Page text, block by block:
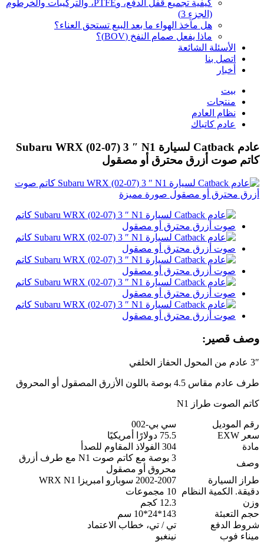
كيفية تجميع قفل الدفع، وPTFE، والتركيبات والخرطوم
(الجزء 3)
هل مآخذ الهواء ما بعد البيع تستحق العناء؟
ماذا يفعل صمام النفخ (BOV)؟
الأسئلة الشائعة
اتصل بنا
أخبار
بيت
منتجات
نظام العادم
عادم كاتباك
عادم Catback لسيارة Subaru WRX (02-07) 3 ″ N1
كاتم صوت أزرق محترق أو مصقول
وصف قصير:
3″ عادم من المحول الحفاز الخلفي
طرف عادم مقاس 4.5 بوصة باللون الأزرق المصقول أو المحروق
كاتم الصوت طراز N1
رقم الموديل
سي بي-002
سعر EXW
75.5 دولارًا أمريكيًا
مادة
304 الفولاذ المقاوم للصدأ
وصف
3 بوصة مع كاتم صوت N1 مع طرف أزرق
محروق أو مصقول
طراز السيارة
2002-2007 سوبارو امبريزا WRX N1
دقيقة. الكمية النظام 10 مجموعات
وزن
12.3 كجم
حجم التعبئة
143*24*10 سم
شروط الدفع
تي / تي، خطاب الاعتماد
ميناء فوب
نينغبو